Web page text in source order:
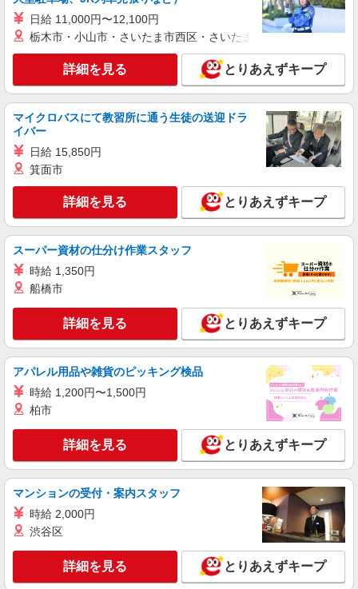
【softbank】人気機種に詳しくなれる携帯販
売
月給 201000円 〜231000円（経験・能力によ
る） 固定残業代: 11000円 〜11000円（7時間相
当） ＊時間外手当は時間外労働の有無にかかわら
ず、固定残業代として支給し、相当時間を超える
時間外労働分は法定どおり追加で支給します。 ■
その他賞与 年2回昇給 年1回販売手当、資格手当
扶養家族手当年末年始手当バースデー手当 ★交通
+゜・。○。・゜+゜
愛知県一宮市のsoftbankショップ
キープ 詳細を見る
紹介予定派遣
株式会社シエロ
時給1500円〜 ※残業代支給 ★交通費別途支給
（規定あり） ゜+゜・。○。・゜+゜・。○。・゜
頂くと, インセンティブ支給(規定有) ★月2回払
い・週払い可能（規程有）★ ゜・。○。・゜
愛知県一宮市のsoftbankショップ
キープ 詳細を見る
派遣社員
株式会社シエロ
人気機種に詳しくなれる携帯販売【docomo】
時給1500円〜1700円（経験・能力による） ※
残業代支給 ★交通費全額支給（規定あり） ゜
+゜・。○。・゜+゜・。○。・゜+゜ 入社祝い金10
有）★ ゜・。○。・゜+゜・。○。・゜+゜
愛知県一宮市の家電量販店
詳細を見る
派遣社員
株式会社シエロ
【ソフトバンク】の店舗スタッフ
時給1500円〜 ※残業代支給 ★交通費別途支給
+゜ 入社祝い金10万円支給(規定有) お友達を紹介
頂くと, インセンティブ支給(規定有) ★月2回払
い・週払い可能（規程有）★ ゜・。○。・゜
愛知県一宮市のsoftbankショップ
日給 11,000円〜12,100円
栃木市・小山市・さいたま市西区・さいたま市岩槻区・久喜市・
詳細を見る とりあえずキープ
マイクロバスにて教習所に通う生徒の送迎ドラ
イバー
日給 15,850円
箕面市
詳細を見る とりあえずキープ
スーパー資材の仕分け作業スタッフ
時給 1,350円
船橋市
詳細を見る とりあえずキープ
アパレル用品や雑貨のピッキング検品
時給 1,200円〜1,500円
柏市
詳細を見る とりあえずキープ
マンションの受付・案内スタッフ
時給 2,000円
渋谷区
詳細を見る とりあえずキープ